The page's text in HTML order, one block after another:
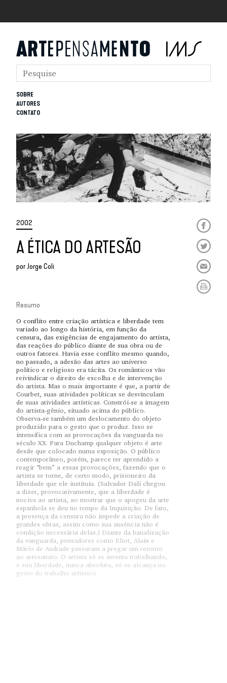
SOBRE
AUTORES
CONTATO
2002
A ÉTICA DO ARTESÃO
porJorge Coli
Resumo
O conflito entre criação artística e liberdade tem
variado ao longo da história, em função da
censura, das exigências de engajamento do artista,
das reações do público diante de sua obra ou de
outros fatores. Havia esse conflito mesmo quando,
no passado, a adesão das artes ao universo
político e religioso era tácita. Os românticos vão
reivindicar o direito de escolha e de intervenção
do artista. Mas o mais importante é que, a partir de
Courbet, suas atividades políticas se desvinculam
de suas atividades artísticas. Constrói-se a imagem
do artista-gênio, situado acima do público.
Observa-se também um deslocamento do objeto
produzido para o gesto que o produz. Isso se
intensifica com as provocações da vanguarda no
século XX. Para Duchamp qualquer objeto é arte
desde que colocado numa exposição. O público
contemporâneo, porém, parece ter aprendido a
reagir “bem” a essas provocações, fazendo que o
artista se torne, de certo modo, prisioneiro da
liberdade que ele instituiu. (Salvador Dalí chegou
a dizer, provocativamente, que a liberdade é
nociva ao artista, ao mostrar que o apogeu da arte
espanhola se deu no tempo da Inquisição. De fato,
a presença da censura não impede a criação de
grandes obras, assim como sua ausência não é
condição necessária delas.) Diante da banalização
da vanguarda, pensadores como Eliot, Alain e
Mário de Andrade passaram a pregar um retorno
ao artesanato. O artista só se inventa trabalhando,
e sua liberdade, nunca absoluta, só se alcança no
gesto do trabalho artístico.